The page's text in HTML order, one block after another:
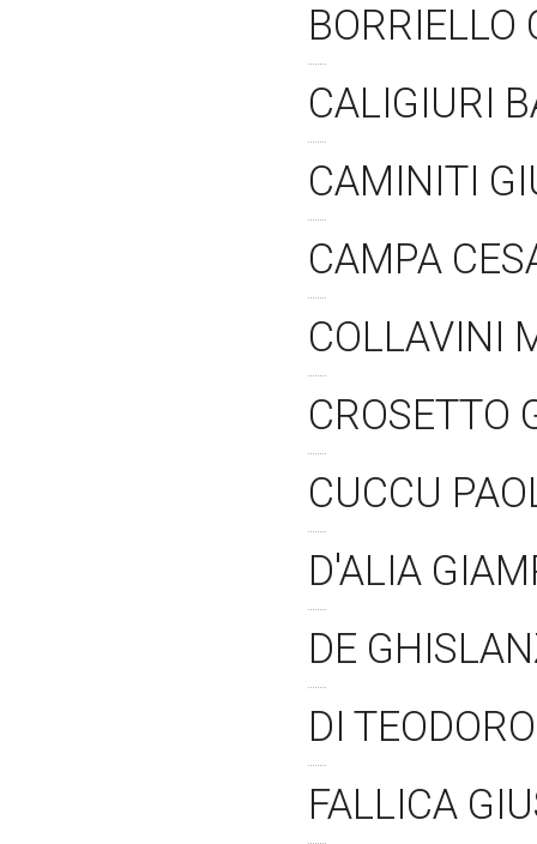
BORRIELLO
CALIGIURI
CAMINITI
CAMPA
COLLAVINI
CROSETTO
CUCCU
D'ALIA
DE
DI
FALLICA